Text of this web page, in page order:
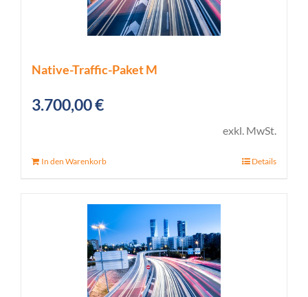
Native-Traffic-Paket M
3.700,00€
exkl. MwSt.
In den Warenkorb Details